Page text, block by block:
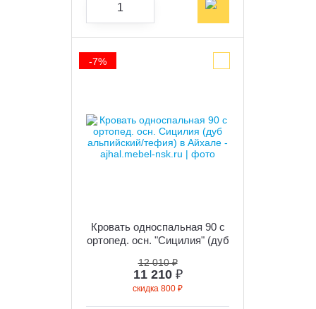
Кровать односпальная 90 с
ортопед. осн. "Сицилия" (дуб
12 010 ₽
11 210 ₽
скидка 800 ₽
-7%